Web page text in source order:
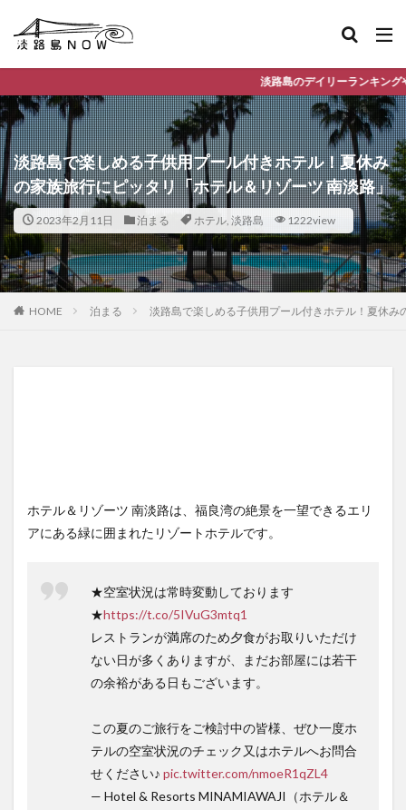
淡路島のデイリーランキングやお得な店舗情報など
淡路島で楽しめる子供用プール付きホテル！夏休み
の家族旅行にピッタリ「ホテル＆リゾーツ 南淡路」
2023年2月11日 泊まる ホテル, 淡路島 1222view
HOME 泊まる 淡路島で楽しめる子供用プール付きホテル！夏休
ホテル＆リゾーツ 南淡路は、福良湾の絶景を一望できるエリ
アにある緑に囲まれたリゾートホテルです。
★空室状況は常時変動しております
★https://t.co/5IVuG3mtq1
レストランが満席のため夕食がお取りいただけ
ない日が多くありますが、まだお部屋には若干
の余裕がある日もございます。
この夏のご旅行をご検討中の皆様、ぜひ一度ホ
テルの空室状況のチェック又はホテルへお問合
せください♪ pic.twitter.com/nmoeR1qZL4
— Hotel & Resorts MINAMIAWAJI（ホテル＆